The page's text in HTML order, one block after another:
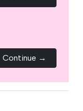
Continue →